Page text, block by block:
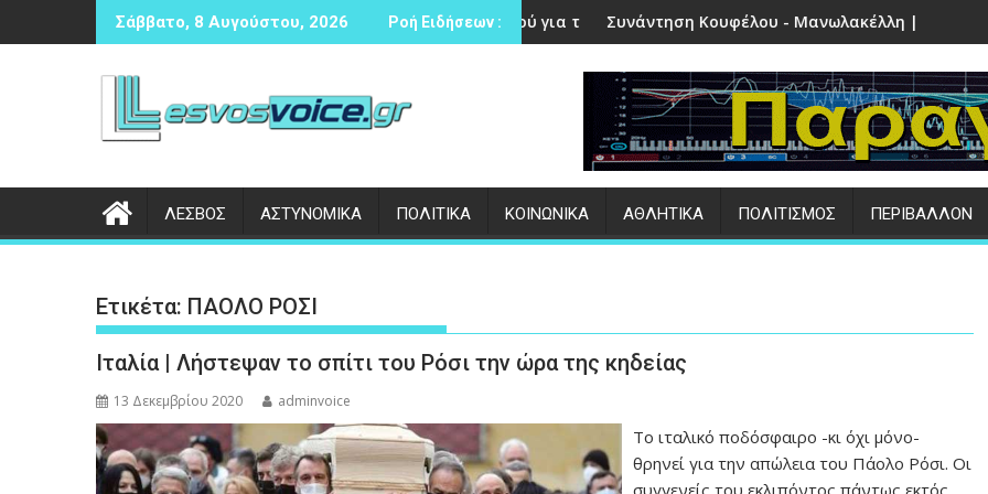
στο
Σάββατο, 8 Αυγούστου, 2026 Ροή Ειδήσεων :
αντισφαίρισης
Δικογραφία σε βάρος 23χρονου ημεδαπού για τροχαίο στην ΠέτραΣυνάντηση Κουφέλου - Μανωλακέλλη | Στο επίκεντρο το παλιό
ΛΕΣΒΟΣ ΑΣΤΥΝΟΜΙΚΑ ΠΟΛΙΤΙΚΑ ΚΟΙΝΩΝΙΚΑ ΑΘΛΗΤΙΚΑ ΠΟΛΙΤΙΣΜΟΣ ΠΕΡΙΒΑΛΛΟΝ
Ετικέτα: ΠΑΟΛΟ ΡΟΣΙ
Ιταλία | Λήστεψαν το σπίτι του Ρόσι την ώρα της κηδείας
13 Δεκεμβρίου 2020 adminvoice
Το ιταλικό ποδόσφαιρο -κι όχι μόνο-
θρηνεί για την απώλεια του Πάολο Ρόσι. Οι
συγγενείς του εκλιπόντος πάντως εκτός